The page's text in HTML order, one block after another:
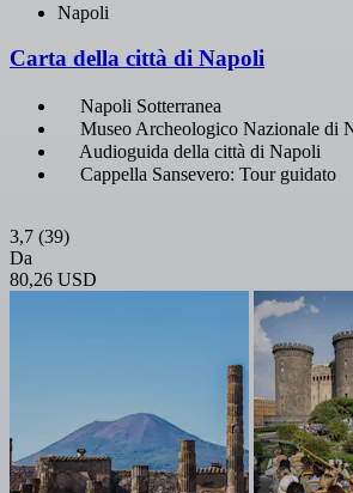
Napoli
Carta della città di Napoli
Napoli Sotterranea
Museo Archeologico Nazionale di
Audioguida della città di Napoli
Cappella Sansevero: Tour guidato
3,7 (39)
Da
80,26 USD